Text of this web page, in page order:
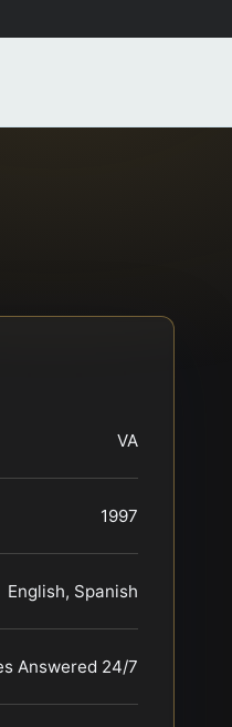
VA
1997
English, Spanish
Answered 24/7